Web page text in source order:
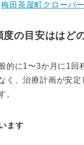
梅田茶屋町クローバ
の目安ははど
的に1〜3か月に1回
く、治療計画が安
。
ます